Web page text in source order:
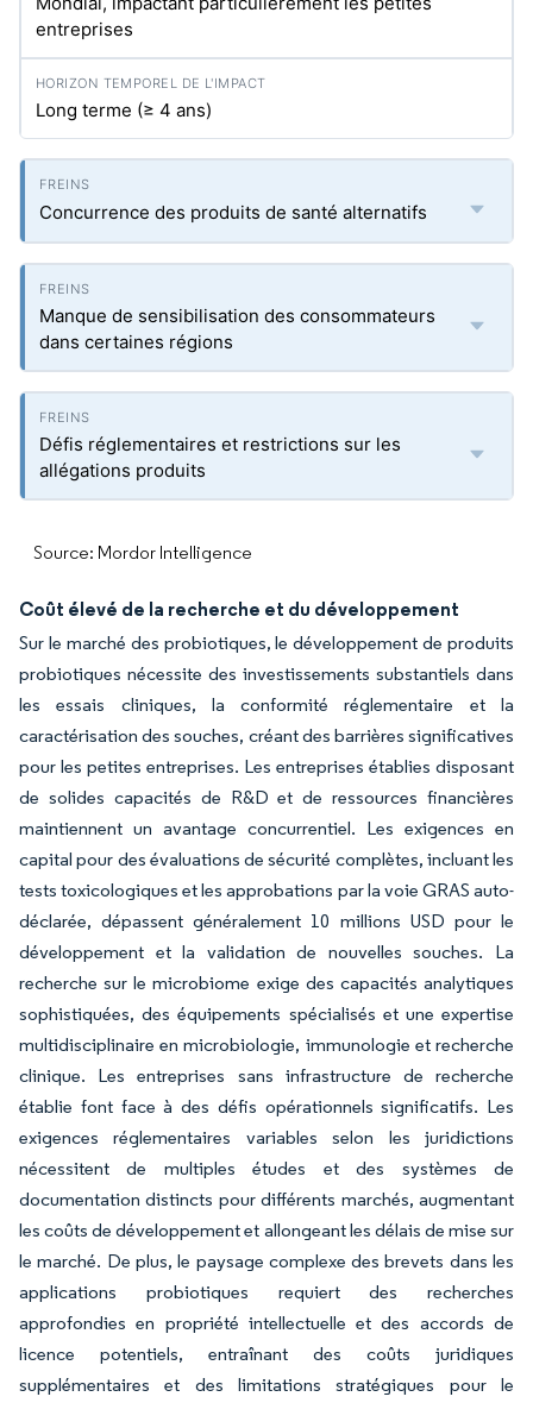
entreprises
Long terme (≥ 4 ans)
Concurrence des produits de santé alternatifs
Manque de sensibilisation des consommateurs
dans certaines régions
Défis réglementaires et restrictions sur les
allégations produits
Source: Mordor Intelligence
Coût élevé de la recherche et du développement
Sur le marché des probiotiques, le développement de produits
probiotiques nécessite des investissements substantiels dans
les essais cliniques, la conformité réglementaire et la
caractérisation des souches, créant des barrières significatives
pour les petites entreprises. Les entreprises établies disposant
de solides capacités de R&D et de ressources financières
maintiennent un avantage concurrentiel. Les exigences en
capital pour des évaluations de sécurité complètes, incluant les
tests toxicologiques et les approbations par la voie GRAS auto-
déclarée, dépassent généralement 10 millions USD pour le
développement et la validation de nouvelles souches. La
recherche sur le microbiome exige des capacités analytiques
sophistiquées, des équipements spécialisés et une expertise
multidisciplinaire en microbiologie, immunologie et recherche
clinique. Les entreprises sans infrastructure de recherche
établie font face à des défis opérationnels significatifs. Les
exigences réglementaires variables selon les juridictions
nécessitent de multiples études et des systèmes de
documentation distincts pour différents marchés, augmentant
les coûts de développement et allongeant les délais de mise sur
le marché. De plus, le paysage complexe des brevets dans les
applications probiotiques requiert des recherches
approfondies en propriété intellectuelle et des accords de
licence potentiels, entraînant des coûts juridiques
supplémentaires et des limitations stratégiques pour le